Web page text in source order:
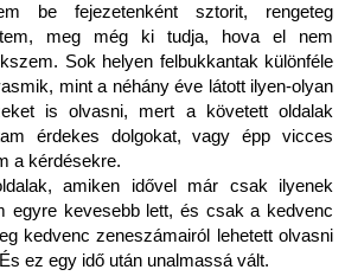
be fejezetenként sztorit, rengeteg
meg még ki tudja, hova el nem
Sok helyen felbukkantak különféle
mint a néhány éve látott ilyen-olyan
is olvasni, mert a követett oldalak
érdekes dolgokat, vagy épp vicces
a kérdésekre.
amiken idővel már csak ilyenek
egyre kevesebb lett, és csak a kedvenc
kedvenc zeneszámairól lehetett olvasni
ez egy idő után unalmassá vált.